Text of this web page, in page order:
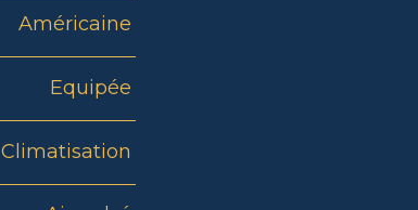
Américaine
Equipée
Climatisation